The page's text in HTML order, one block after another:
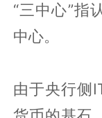
“三中心”指
中心。
由于央行侧